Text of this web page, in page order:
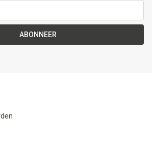
ABONNEER